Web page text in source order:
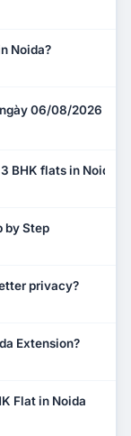
Noida?
06/08/2026
BHK flats in Noida?
by Step
privacy?
Extension?
Flat in Noida